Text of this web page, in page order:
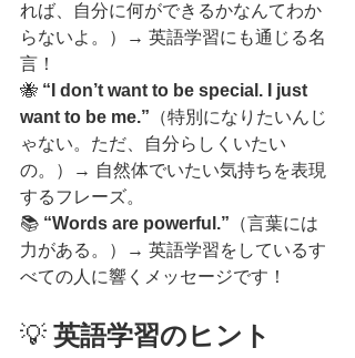
れば、自分に何ができるかなんてわか
らないよ。）→ 英語学習にも通じる名
言！
🐝 “I don’t want to be special. I just
want to be me.” （特別になりたいんじ
ゃない。ただ、自分らしくいたい
の。）→ 自然体でいたい気持ちを表現
するフレーズ。
📚 “Words are powerful.” （言葉には
力がある。）→ 英語学習をしているす
べての人に響くメッセージです！
💡 英語学習のヒント